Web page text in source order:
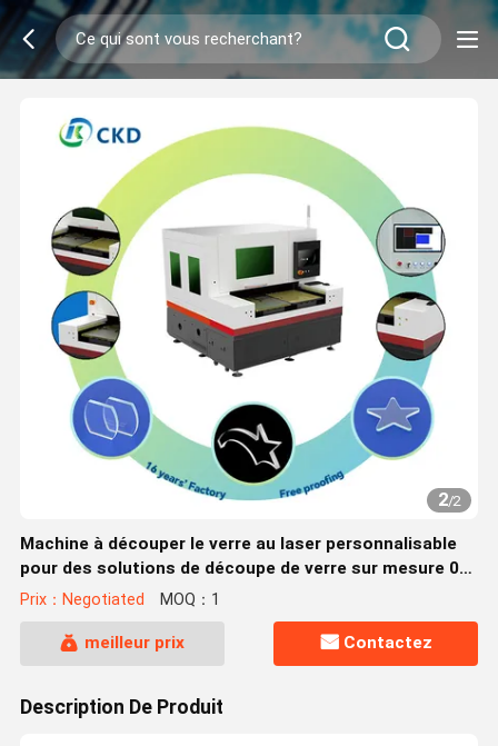
2/2
Machine à découper le verre au laser personnalisable
pour des solutions de découpe de verre sur mesure 0-
500 mm/s
Prix：Negotiated MOQ：1
meilleur prix Contactez
Description De Produit